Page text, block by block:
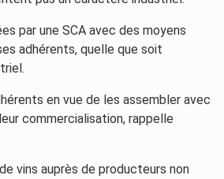
par une SCA avec des moyens
adhérents, quelle que soit
en vue de les assembler avec
commercialisation, rappelle
vins auprès de producteurs non